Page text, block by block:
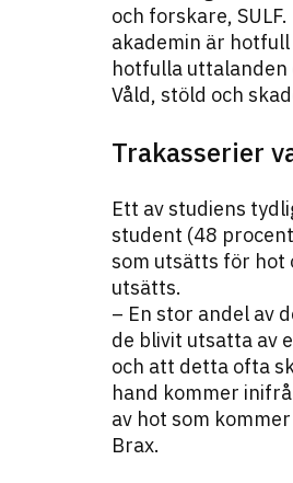
och forskare,
akademin är
hotfulla uttalanden
Våld, stöld och
Trakasserier
Ett av studiens
student (48
som utsätts för hot
utsätts.
– En stor andel av
de blivit utsatta av
och att detta ofta
hand kommer
av hot som
Brax.